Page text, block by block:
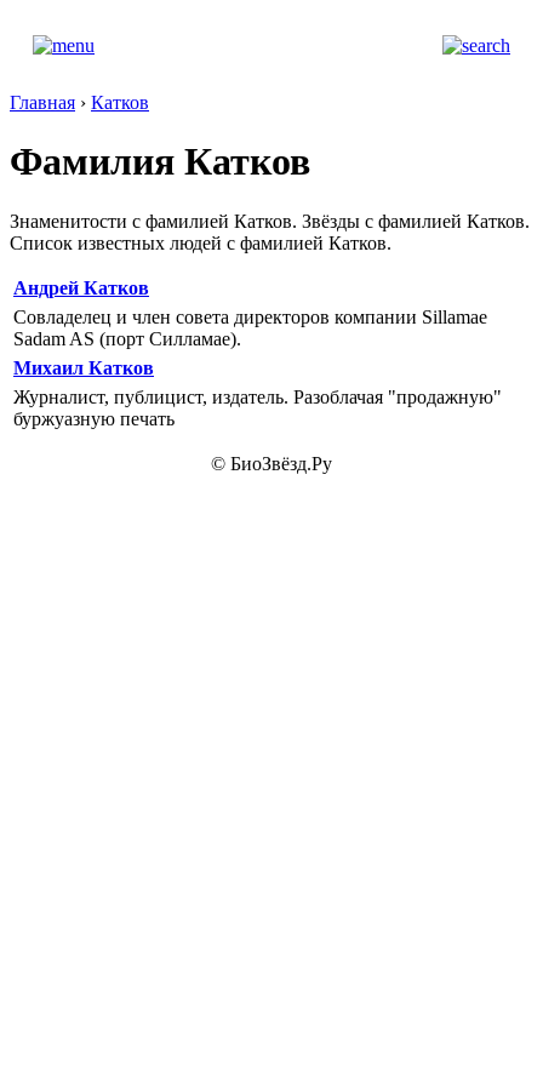
Главная › Катков
Фамилия Катков
Знаменитости с фамилией Катков. Звёзды с фамилией Катков.
Список известных людей с фамилией Катков.
Андрей Катков
Совладелец и член совета директоров компании Sillamae
Sadam AS (порт Силламае).
Михаил Катков
Журналист, публицист, издатель. Разоблачая "продажную"
буржуазную печать
© БиоЗвёзд.Ру